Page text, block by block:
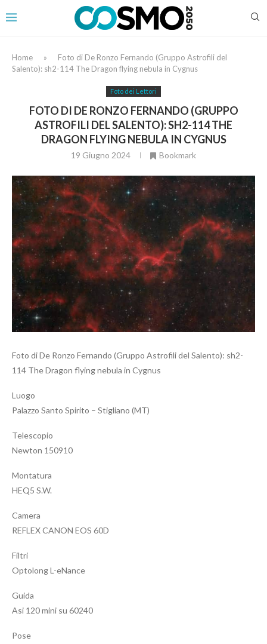
Home »
Foto di De Ronzo Fernando (Gruppo Astrofili del
Salento): sh2-114 The Dragon flying nebula in Cygnus
Foto dei Lettori
FOTO DI DE RONZO FERNANDO (GRUPPO
ASTROFILI DEL SALENTO): SH2-114 THE
DRAGON FLYING NEBULA IN CYGNUS
19 Giugno 2024 Bookmark
Foto di De Ronzo Fernando (Gruppo Astrofili del Salento): sh2-
114 The Dragon flying nebula in Cygnus
Luogo
Palazzo Santo Spirito – Stigliano (MT)
Telescopio
Newton 150910
Montatura
HEQ5 S.W.
Camera
REFLEX CANON EOS 60D
Filtri
Optolong L-eNance
Guida
Asi 120 mini su 60240
Pose